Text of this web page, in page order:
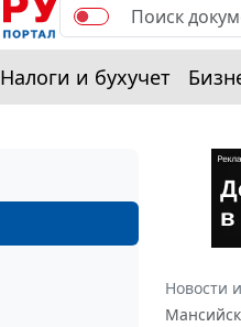
Налоги и бухучет
Новости